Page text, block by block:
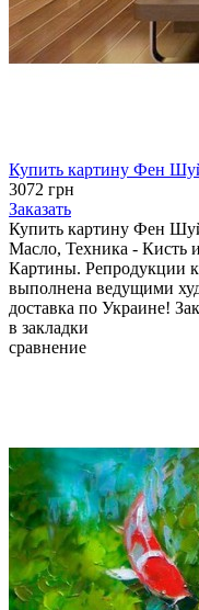
Купить картину Фен
3072 грн
Заказать
Купить картину Фен
Масло, Техника -
Картины. Репродукции
выполнена ведущими
доставка по Украине!
в закладки
сравнение